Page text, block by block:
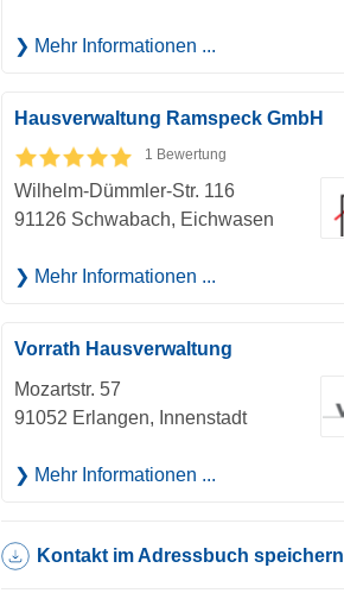
Mehr Informationen ...
Hausverwaltung Ramspeck GmbH
1 Bewertung
Wilhelm-Dümmler-Str. 116
91126 Schwabach, Eichwasen
Mehr Informationen ...
Vorrath Hausverwaltung
Mozartstr. 57
91052 Erlangen, Innenstadt
Mehr Informationen ...
Kontakt im Adressbuch speichern